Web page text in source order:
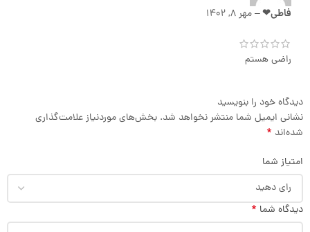
فاطی❤–مهر 8, 1402
راضی هستم
دیدگاه خود را بنویسید
نشانی ایمیل شما منتشر نخواهد شد. بخش‌های موردنیاز علامت‌گذاری
شده‌اند *
امتیاز شما
دیدگاه شما *